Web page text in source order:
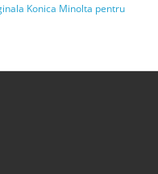
Konica Minolta pentru